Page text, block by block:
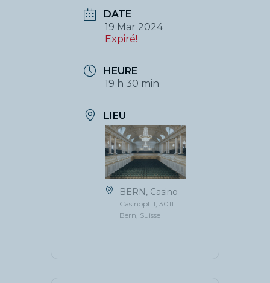
DATE
19 Mar 2024
Expiré!
HEURE
19 h 30 min
LIEU
BERN, Casino
Casinopl. 1, 3011
Bern, Suisse